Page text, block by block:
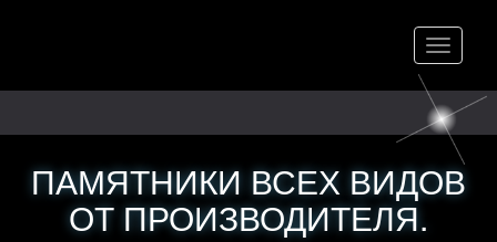
Меню
ПАМЯТНИКИ ВСЕХ ВИДОВ
ОТ ПРОИЗВОДИТЕЛЯ.